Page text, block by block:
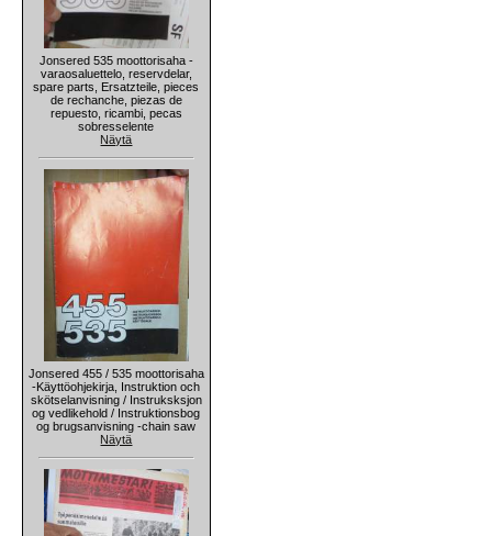
Jonsered 535 moottorisaha -
varaosaluettelo, reservdelar,
spare parts, Ersatzteile, pieces
de rechanche, piezas de
repuesto, ricambi, pecas
sobresselente
Näytä
Jonsered 455 / 535 moottorisaha
-Käyttöohjekirja, Instruktion och
skötselanvisning / Instruksksjon
og vedlikehold / Instruktionsbog
og brugsanvisning -chain saw
Näytä